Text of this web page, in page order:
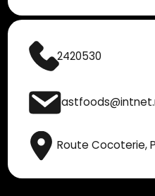
2420530
Route Cocoterie,